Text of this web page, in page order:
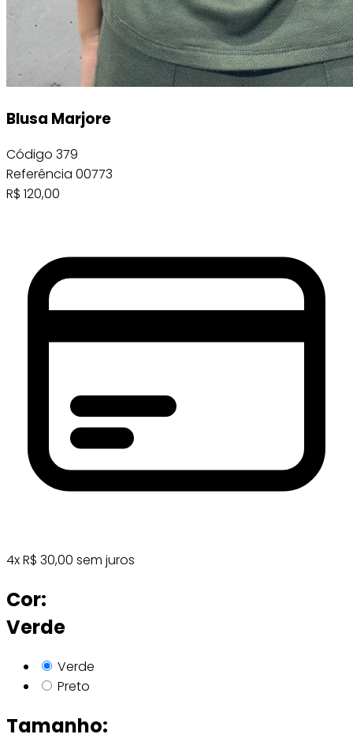
Blusa Marjore
Código 379
Referência 00773
R$ 120,00
4xR$ 30,00 sem juros
Cor:
Verde
Verde
Preto
Tamanho: